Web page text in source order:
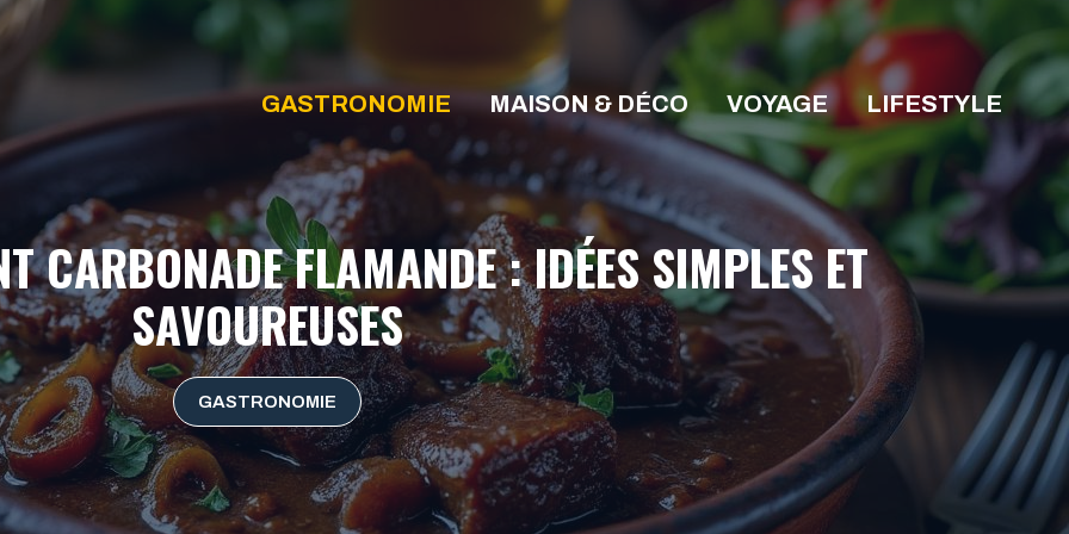
GASTRONOMIE MAISON & DÉCO VOYAGE LIFESTYLE
CARBONADE FLAMANDE : IDÉES SIMPLES ET
SAVOUREUSES
GASTRONOMIE